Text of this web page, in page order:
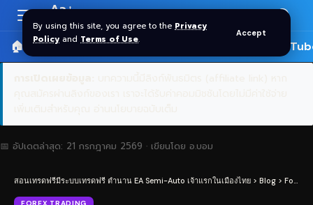
By using this site, you agree to the Privacy
Policy and Terms of Use.
Accept
Resizer
Aa
🏠 หน้าแรก ราคาทอง SPDR 🎬
📅 อัปเดตล่าสุด: 21 กรกฎาคม 2569 · เขียนโดย อ.บอม
สอนเทรดฟรีมีระบบเทรดฟรี ตำนาน EA Semi-Auto เจ้าแรกในเมืองไทย > Blog > Forex Trading